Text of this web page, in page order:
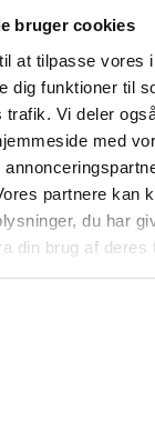
bruger cookies
at tilpasse vores
dig funktioner til
Vi deler
med
partnere kan
du har
din brug af deres
af sikkerhedssko